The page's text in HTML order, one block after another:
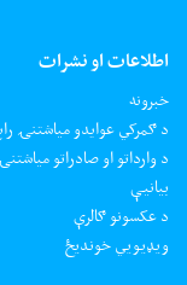
اطلاعات او نشرات
خبرونه
د ګمرکي عوایدو میاشتنۍ
د وارداتو او صادراتو
بیانیې
د عکسونو ګالرې
ويډيويي خونديځ